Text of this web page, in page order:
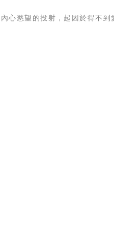
心慾望的投射，起因於得不到